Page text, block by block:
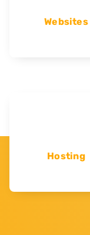
Websites
Hosting